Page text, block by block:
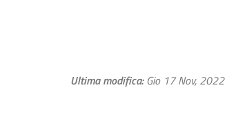
Ultima modifica Gio 17 Nov, 2022